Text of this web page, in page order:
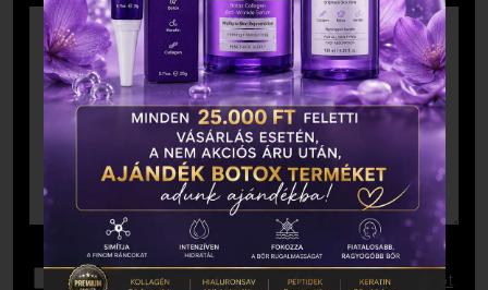
Elolvastam és elfogadom az Adatkezelési Tájékoztatót